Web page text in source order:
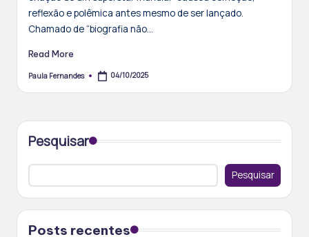
reflexão e polêmica antes mesmo de ser lançado.
Chamado de “biografia não…
Read More
Posted
Paula Fernandes 04/10/2025
Pesquisar
Pesquisar
Posts recentes